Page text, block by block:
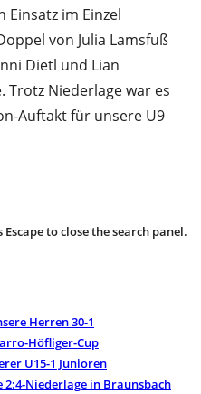
im Einzel
von Julia Lamsfuß
Dietl und Lian
Trotz Niederlage war es
Auftakt für unsere U9
Escape to close the search panel.
Herren 30-1
Höfliger-Cup
U15-1 Junioren
Niederlage in Braunsbach